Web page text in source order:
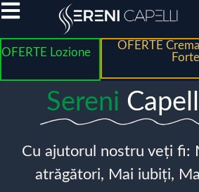
OFERTE Lozione
OFERTE Crema
Forte
Sereni
Cu ajutorul nostru veți fi:
atrăgători, Mai iubiți,